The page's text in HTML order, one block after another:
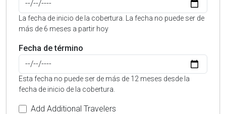
La fecha de inicio de la cobertura. La fecha no puede ser de
más de 6 meses a partir hoy
Fecha de término
Esta fecha no puede ser de más de 12 meses desde la
fecha de inicio de la cobertura.
Add Additional Travelers